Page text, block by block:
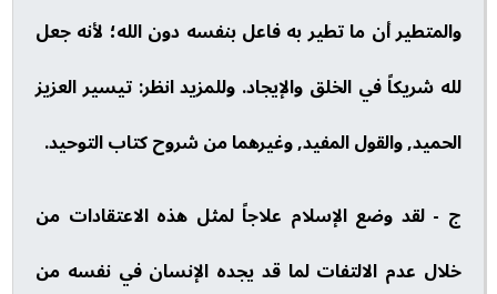
والمتطير أن ما تطير به فاعل بنفسه دون الله؛ لأنه جعل
لله شريكاً في الخلق والإيجاد. وللمزيد انظر: تيسير العزيز
الحميد, والقول المفيد, وغيرهما من شروح كتاب التوحيد.
ج - لقد وضع الإسلام علاجاً لمثل هذه الاعتقادات من
خلال عدم الالتفات لما قد يجده الإنسان في نفسه من